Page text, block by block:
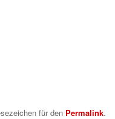
für den Permalink.